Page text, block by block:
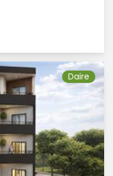
Daire